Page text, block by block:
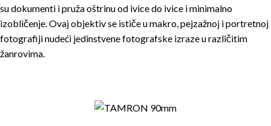
su dokumenti i pruža oštrinu od ivice do ivice i minimalno
izobličenje. Ovaj objektiv se ističe u makro, pejzažnoj i portretnoj
fotografiji nudeći jedinstvene fotografske izraze u različitim
žanrovima.